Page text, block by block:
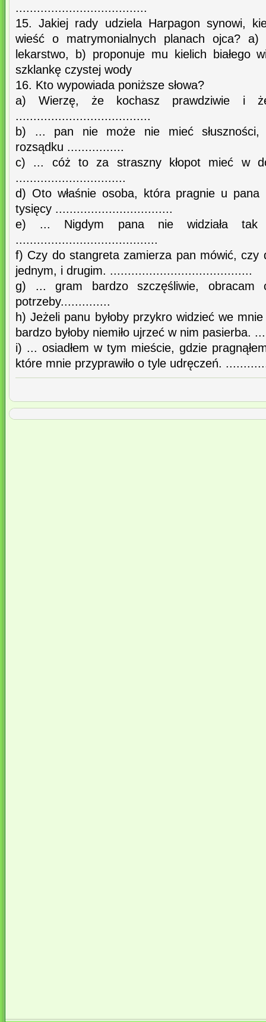
.....................................
15. Jakiej rady udziela Harpagon synowi,
wieść o matrymonialnych planach ojca? a)
lekarstwo, b) proponuje mu kielich białego
szklankę czystej wody
16. Kto wypowiada poniższe słowa?
a) Wierzę, że kochasz prawdziwie i
......................................
b) ... pan nie może nie mieć słuszności,
rozsądku ................
c) ... cóż to za straszny kłopot mieć w
...............................
d) Oto właśnie osoba, która pragnie u pana
tysięcy .................................
e) ... Nigdym pana nie widziała tak
........................................
f) Czy do stangreta zamierza pan mówić, czy
jednym, i drugim. ........................................
g) ... gram bardzo szczęśliwie, obracam
potrzeby..............
h) Jeżeli panu byłoby przykro widzieć we
bardzo byłoby niemiło ujrzeć w nim
i) ... osiadłem w tym mieście, gdzie
które mnie przyprawiło o tyle udręczeń.